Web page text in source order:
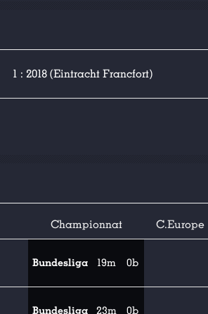
1 : 2018 (Eintracht Francfort)
Championnat C.Europe
Bundesliga 19m 0b
Bundesliga 23m 0b